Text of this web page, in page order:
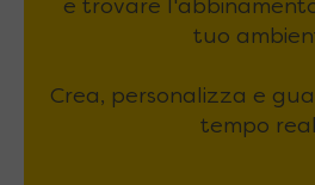
e trovare
tuo
Crea, personalizza e
tempo